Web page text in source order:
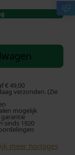
€ 49,00
verzonden. (Zie
mogelijk
garantie
sinds 1920
meer horloges